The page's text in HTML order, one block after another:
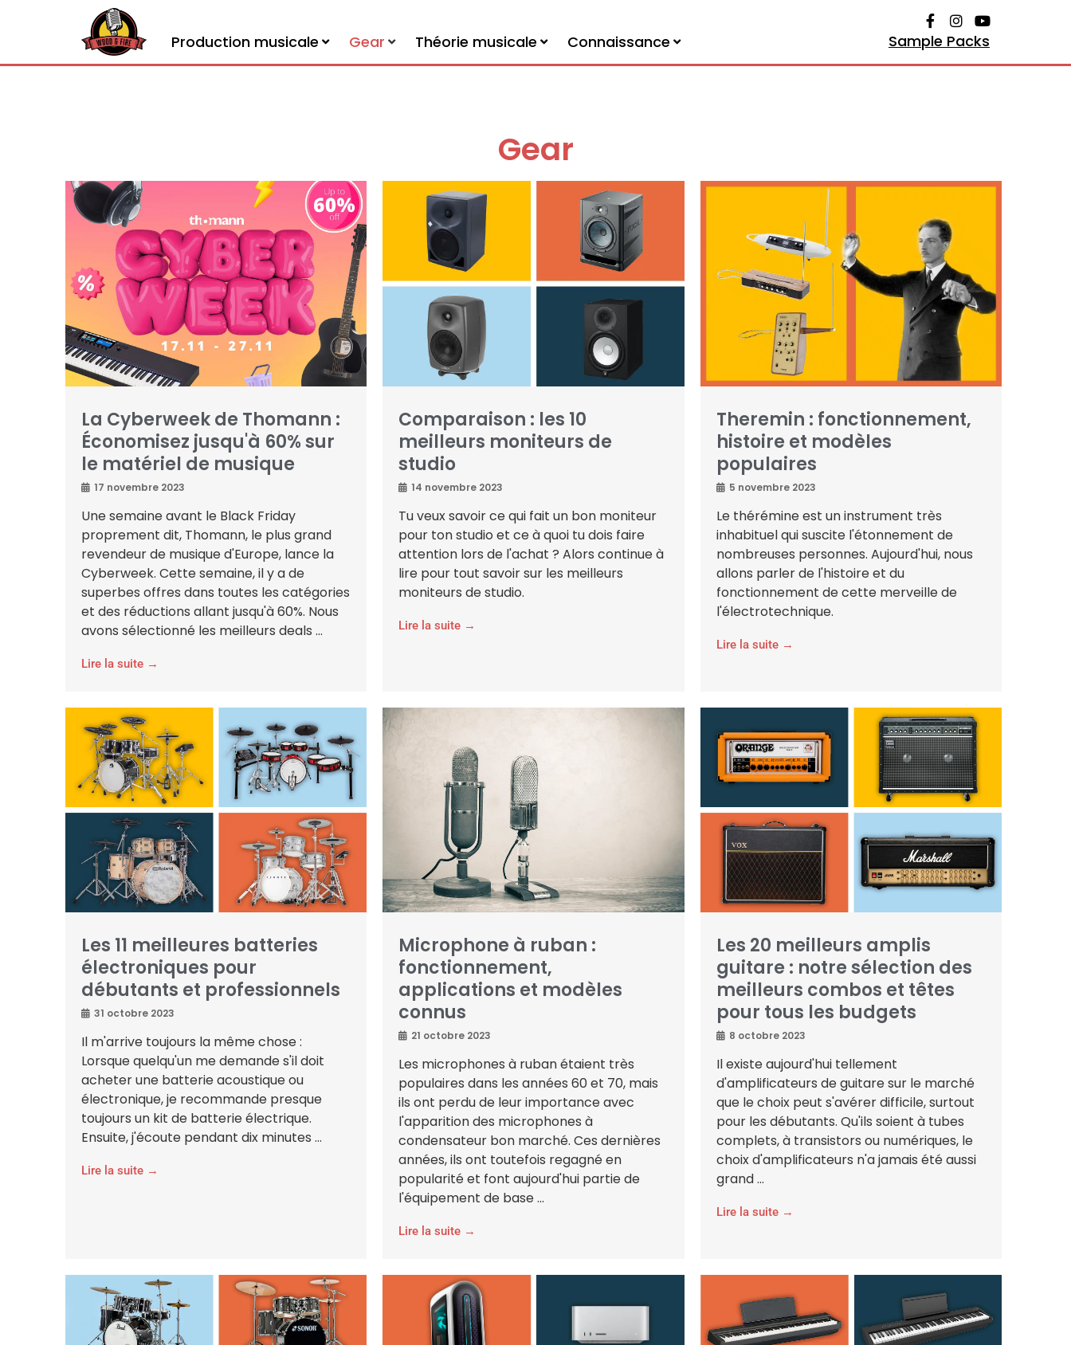
Production musicale Gear Théorie musicale Connaissance Sample Packs
Gear
La Cyberweek de Thomann :
Économisez jusqu'à 60% sur
le matériel de musique
17 novembre 2023
Une semaine avant le Black Friday
proprement dit, Thomann, le plus grand
revendeur de musique d'Europe, lance la
Cyberweek. Cette semaine, il y a de
superbes offres dans toutes les catégories
et des réductions allant jusqu'à 60%. Nous
avons sélectionné les meilleurs deals ...
Lire la suite →
Comparaison : les 10
meilleurs moniteurs de
studio
14 novembre 2023
Tu veux savoir ce qui fait un bon moniteur
pour ton studio et ce à quoi tu dois faire
attention lors de l'achat ? Alors continue à
lire pour tout savoir sur les meilleurs
moniteurs de studio.
Lire la suite →
Theremin : fonctionnement,
histoire et modèles
populaires
5 novembre 2023
Le thérémine est un instrument très
inhabituel qui suscite l'étonnement de
nombreuses personnes. Aujourd'hui, nous
allons parler de l'histoire et du
fonctionnement de cette merveille de
l'électrotechnique.
Lire la suite →
Les 11 meilleures batteries
électroniques pour
débutants et professionnels
31 octobre 2023
Il m'arrive toujours la même chose :
Lorsque quelqu'un me demande s'il doit
acheter une batterie acoustique ou
électronique, je recommande presque
toujours un kit de batterie électrique.
Ensuite, j'écoute pendant dix minutes ...
Lire la suite →
Microphone à ruban :
fonctionnement,
applications et modèles
connus
21 octobre 2023
Les microphones à ruban étaient très
populaires dans les années 60 et 70, mais
ils ont perdu de leur importance avec
l'apparition des microphones à
condensateur bon marché. Ces dernières
années, ils ont toutefois regagné en
popularité et font aujourd'hui partie de
l'équipement de base ...
Lire la suite →
Les 20 meilleurs amplis
guitare : notre sélection des
meilleurs combos et têtes
pour tous les budgets
8 octobre 2023
Il existe aujourd'hui tellement
d'amplificateurs de guitare sur le marché
que le choix peut s'avérer difficile, surtout
pour les débutants. Qu'ils soient à tubes
complets, à transistors ou numériques, le
choix d'amplificateurs n'a jamais été aussi
grand ...
Lire la suite →